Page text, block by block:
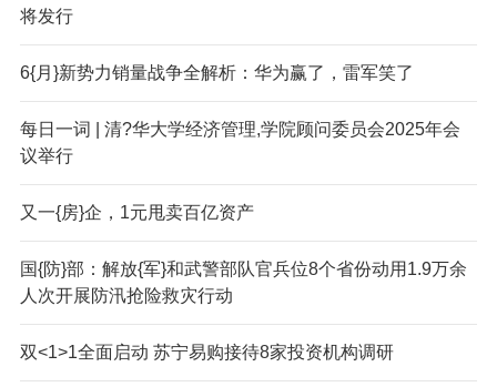
将发行
6{月}新势力销量战争全解析：华为赢了，雷军笑了
每日一词 | 清?华大学经济管理,学院顾问委员会2025年会
议举行
又一{房}企，1元甩卖百亿资产
国{防}部：解放{军}和武警部队官兵位8个省份动用1.9万余
人次开展防汛抢险救灾行动
双<1>1全面启动 苏宁易购接待8家投资机构调研